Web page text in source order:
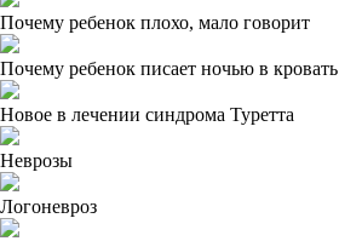
Почему ребенок плохо, мало говорит
Почему ребенок писает ночью в кровать
Новое в лечении синдрома Туретта
Неврозы
Логоневроз